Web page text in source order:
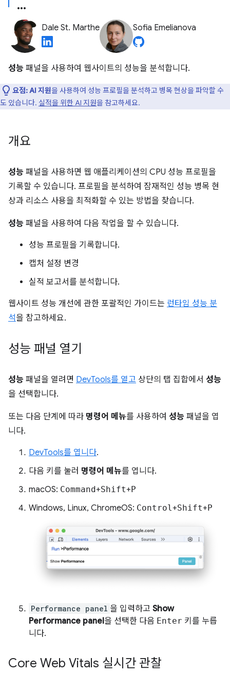
Dale St. Marthe Sofia Emelianova
성능 패널을 사용하여 웹사이트의 성능을 분석합니다.
요점:AI 지원을 사용하여 성능 프로필을 분석하고 병목 현상을 파악할 수
도 있습니다. 실적을 위한 AI 지원을 참고하세요.
개요
성능 패널을 사용하면 웹 애플리케이션의 CPU 성능 프로필을
기록할 수 있습니다. 프로필을 분석하여 잠재적인 성능 병목 현
상과 리소스 사용을 최적화할 수 있는 방법을 찾습니다.
성능 패널을 사용하여 다음 작업을 할 수 있습니다.
성능 프로필을 기록합니다.
캡처 설정 변경
실적 보고서를 분석합니다.
웹사이트 성능 개선에 관한 포괄적인 가이드는 런타임 성능 분
석을 참고하세요.
성능 패널 열기
성능 패널을 열려면 DevTools를 열고 상단의 탭 집합에서 성능
을 선택합니다.
또는 다음 단계에 따라 명령어 메뉴를 사용하여 성능 패널을 엽
니다.
DevTools를 엽니다.
다음 키를 눌러 명령어 메뉴를 엽니다.
macOS: Command+Shift+P
Windows, Linux, ChromeOS: Control+Shift+P
Performance panel 을 입력하고 Show
Performance panel을 선택한 다음 Enter 키를 누릅
니다.
Core Web Vitals 실시간 관찰